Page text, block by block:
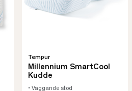
Tempur
Millennium SmartCool
Kudde
• Vaggande stöd